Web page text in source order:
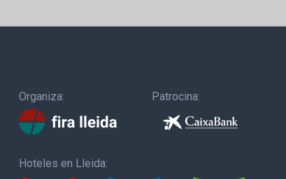
Organiza: Patrocina:
Hoteles en Lleida: